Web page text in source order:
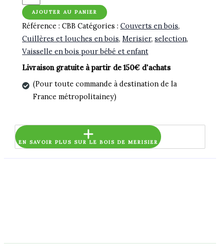
de
Petite
pour
bébé
AJOUTER AU PANIER
Référence :CBB Catégories :Couverts en bois,
Cuillères et louches en bois,Merisier,selection,
Vaisselle en bois pour bébé et enfant
Livraison gratuite à partir de 150€ d'achats
(Pour toute commande à destination de la
France métropolitainey)
EN SAVOIR PLUS SUR LE BOIS DE MERISIER